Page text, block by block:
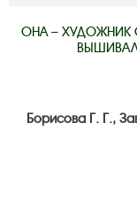
ОНА – ХУДОЖНИК
Борисова Г. Г.,